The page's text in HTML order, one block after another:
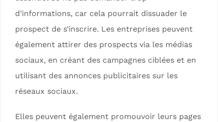
d’informations, car cela pourrait dissuader le
prospect de s’inscrire. Les entreprises peuvent
également attirer des prospects via les médias
sociaux, en créant des campagnes ciblées et en
utilisant des annonces publicitaires sur les
réseaux sociaux.
Elles peuvent également promouvoir leurs pages